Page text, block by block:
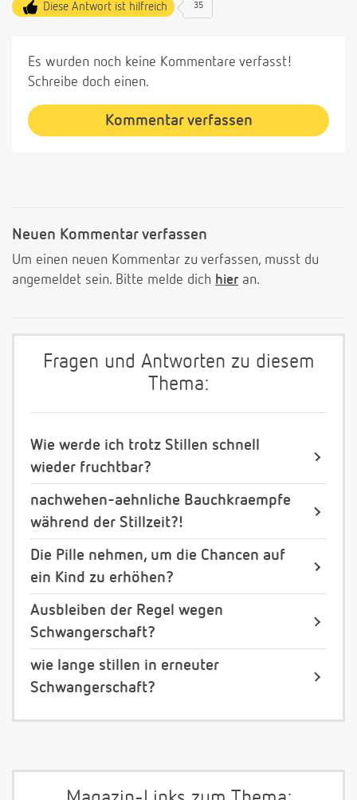
Diese Antwort ist hilfreich 35
Es wurden noch keine Kommentare verfasst!
Schreibe doch einen.
Kommentar verfassen
Neuen Kommentar verfassen
Um einen neuen Kommentar zu verfassen, musst du
angemeldet sein. Bitte melde dich hier an.
Fragen und Antworten zu diesem
Thema:
Wie werde ich trotz Stillen schnell
wieder fruchtbar?
nachwehen-aehnliche Bauchkraempfe
während der Stillzeit?!
Die Pille nehmen, um die Chancen auf
ein Kind zu erhöhen?
Ausbleiben der Regel wegen
Schwangerschaft?
wie lange stillen in erneuter
Schwangerschaft?